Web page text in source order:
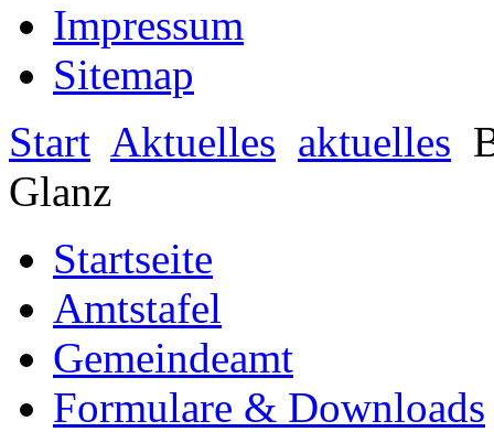
Impressum
Sitemap
Start Aktuelles aktuelles
Glanz
Startseite
Amtstafel
Gemeindeamt
Formulare & Downloads